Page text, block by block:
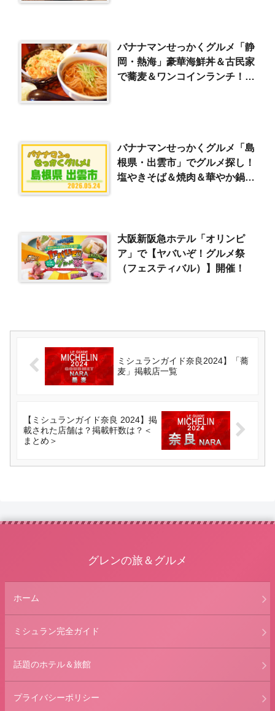
バナナマンせっかくグルメ「静
岡・熱海」豪華海鮮丼＆古民家
で蕎麦＆ワンコインランチ！
バナナマンせっかくグルメ「島
根県・出雲市」でグルメ探し！
塩やきそば＆焼肉＆華やか鍋＆
大阪新阪急ホテル「オリンピ
ア」で【ヤバいぞ！グルメ祭
（フェスティバル）】開催！
ミシュランガイド奈良2024】「蕎
麦」掲載店一覧
【ミシュランガイド奈良 2024】掲
載された店舗は？掲載軒数は？＜
まとめ＞
グレンの旅＆グルメ
ホーム
ミシュラン完全ガイド
話題のホテル＆旅館
プライバシーポリシー